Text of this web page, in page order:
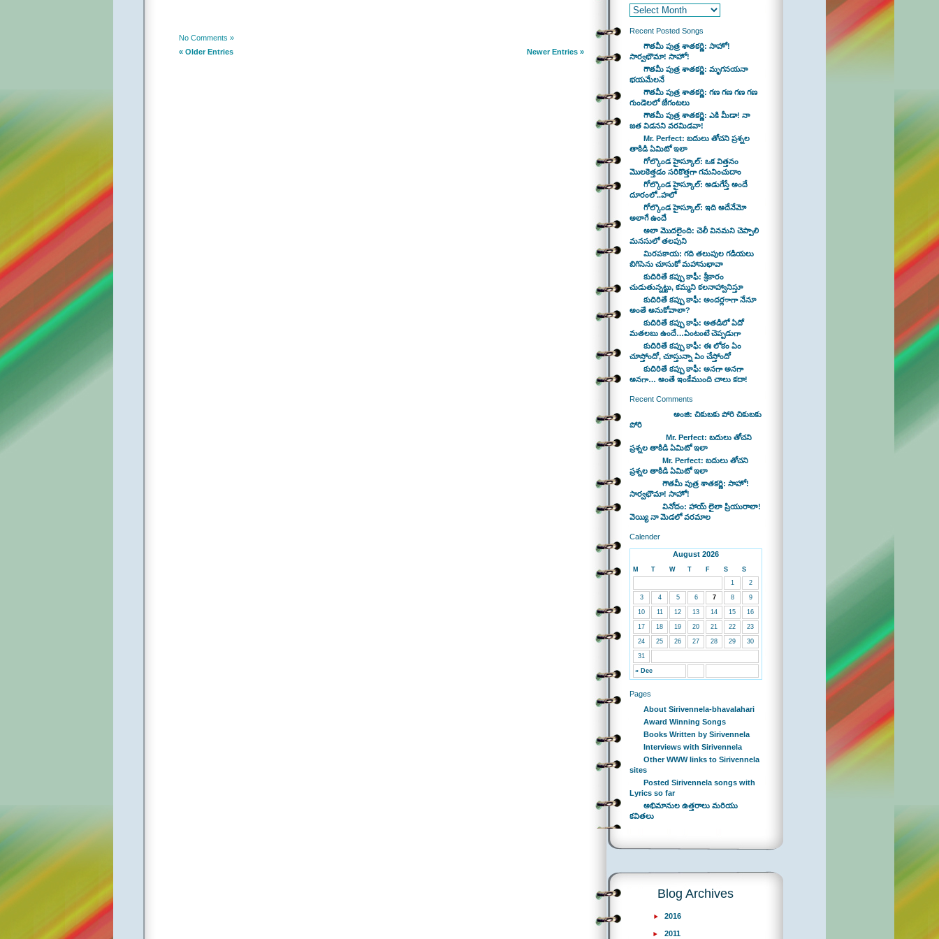
No Comments »
« Older Entries
Newer Entries »
Recent Posted Songs
గౌతమీ పుత్ర శాతకర్ణి: సాహో!
సార్వభౌమా! సాహో!
గౌతమీ పుత్ర శాతకర్ణి: మృగనయనా
భయమేలనే
గౌతమీ పుత్ర శాతకర్ణి: గణ గణ గణ గణ
గుండెలలో జేగంటలు
గౌతమీ పుత్ర శాతకర్ణి: ఎకి మీడా! నా
జత విడనని వరమిడవా!
Mr. Perfect: బదులు తోచని ప్రశ్నల
తాకిడి ఏమిటో ఇలా
గోల్కొండ హైస్కూల్: ఒక విత్తనం
మొలకెత్తడం సరికొత్తగా గమనించుదాం
గోల్కొండ హైస్కూల్: అడుగేస్తే అందే
దూరంలో..హలో
గోల్కొండ హైస్కూల్: ఇది అదేనేమో
అలాగే ఉందే
అలా మొదలైంది: చెలీ వినమని చెప్పాలి
మనసులో తలపుని
మిరపకాయ: గది తలుపుల గడియలు
బిగిసెను చూసుకో మహానుభావా
కుదిరితే కప్పు కాఫీ: శ్రీకారం
చుడుతున్నట్టు, కమ్మని కలనాహ్వానిస్తూ
కుదిరితే కప్పు కాఫీ: అందర్లాగా నేనూ
అంతే అనుకోవాలా?
కుదిరితే కప్పు కాఫీ: అతడిలో ఏదో
మతలబు ఉందే…ఏంటంటే చెప్పడుగా
కుదిరితే కప్పు కాఫీ: ఈ లోకం ఏం
చూస్తోందో, చూస్తున్నా ఏం చేస్తోందో
కుదిరితే కప్పు కాఫీ: అనగా అనగా
అనగా… అంతే ఇంకేముంది చాలు కదా!
Recent Comments
అంజి: చికుబకు పోరి చికుబకు
పోరి
Mr. Perfect: బదులు తోచని
ప్రశ్నల తాకిడి ఏమిటో ఇలా
Mr. Perfect: బదులు తోచని
ప్రశ్నల తాకిడి ఏమిటో ఇలా
గౌతమీ పుత్ర శాతకర్ణి: సాహో!
సార్వభౌమా! సాహో!
వినోదం: హాయ్ లైలా ప్రియురాలా!
వెయ్యి నా మెడలో వరమాల
Calender
August 2026
M T W T F S S
« Dec
1 2
3 4 5 6 7 8 9
10 11 12 13 14 15 16
17 18 19 20 21 22 23
24 25 26 27 28 29 30
31
Pages
About Sirivennela-bhavalahari
Award Winning Songs
Books Written by Sirivennela
Interviews with Sirivennela
Other WWW links to Sirivennela
sites
Posted Sirivennela songs with
Lyrics so far
అభిమానుల ఉత్తరాలు మరియు
కవితలు
Blog Archives
2016
2011